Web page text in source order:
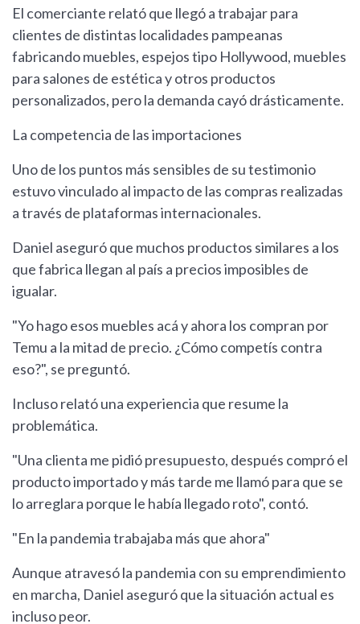
El comerciante relató que llegó a trabajar para
clientes de distintas localidades pampeanas
fabricando muebles, espejos tipo Hollywood, muebles
para salones de estética y otros productos
personalizados, pero la demanda cayó drásticamente.
La competencia de las importaciones
Uno de los puntos más sensibles de su testimonio
estuvo vinculado al impacto de las compras realizadas
a través de plataformas internacionales.
Daniel aseguró que muchos productos similares a los
que fabrica llegan al país a precios imposibles de
igualar.
"Yo hago esos muebles acá y ahora los compran por
Temu a la mitad de precio. ¿Cómo competís contra
eso?", se preguntó.
Incluso relató una experiencia que resume la
problemática.
"Una clienta me pidió presupuesto, después compró el
producto importado y más tarde me llamó para que se
lo arreglara porque le había llegado roto", contó.
"En la pandemia trabajaba más que ahora"
Aunque atravesó la pandemia con su emprendimiento
en marcha, Daniel aseguró que la situación actual es
incluso peor.